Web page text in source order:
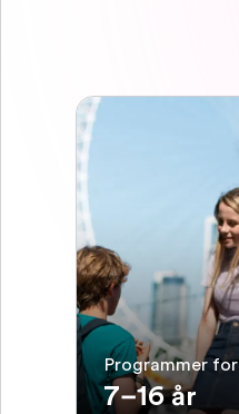
Programmer for
7–16 år